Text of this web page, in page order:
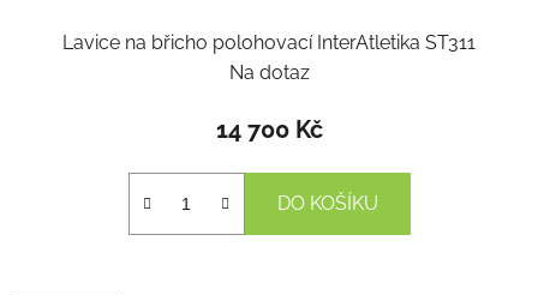
Lavice na břicho polohovací InterAtletika ST311
Na dotaz
14 700 Kč
DO KOŠÍKU